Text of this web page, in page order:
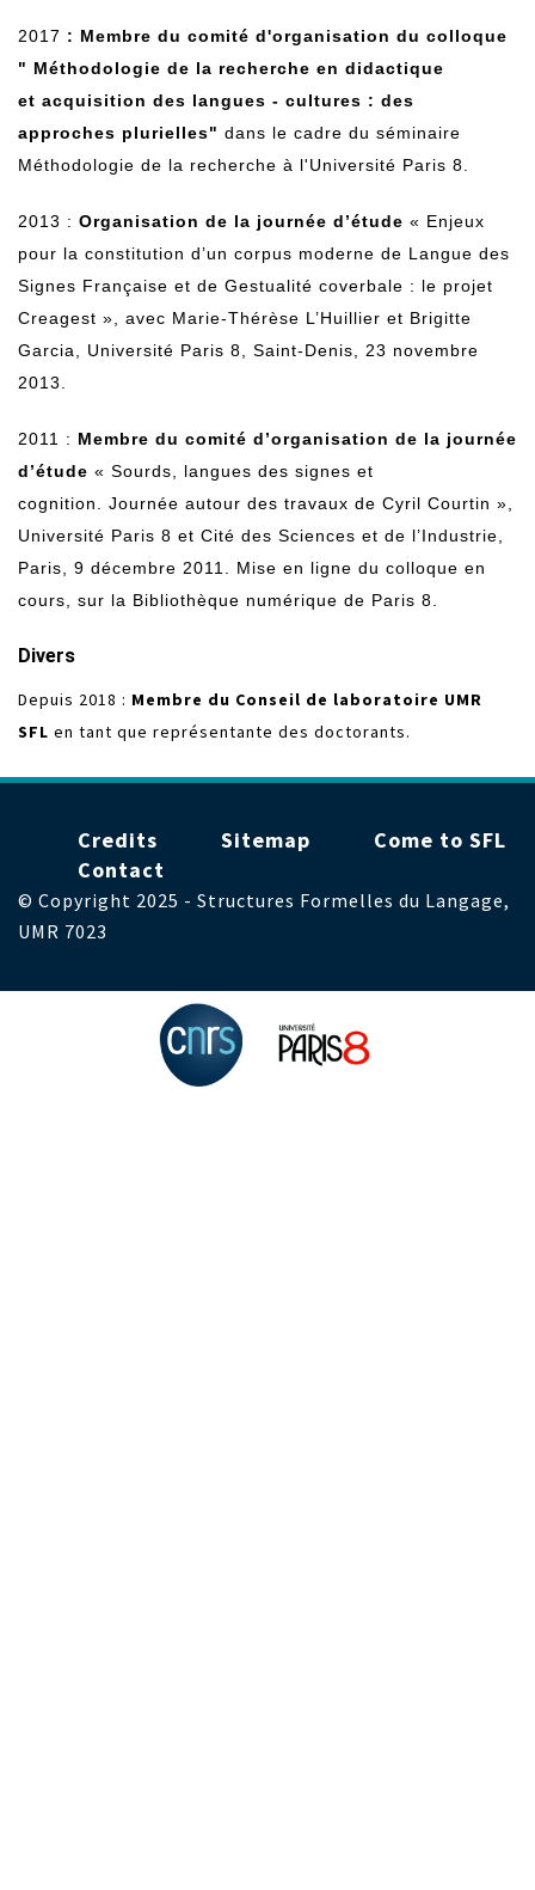
2017 : Membre du comité d'organisation du colloque
" Méthodologie de la recherche en didactique
et acquisition des langues - cultures : des
approches plurielles" dans le cadre du séminaire
Méthodologie de la recherche à l'Université Paris 8.
2013 : Organisation de la journée d’étude « Enjeux
pour la constitution d’un corpus moderne de Langue des
Signes Française et de Gestualité coverbale : le projet
Creagest », avec Marie-Thérèse L’Huillier et Brigitte
Garcia, Université Paris 8, Saint-Denis, 23 novembre
2013.
2011 : Membre du comité d’organisation de la journée
d’étude « Sourds, langues des signes et
cognition. Journée autour des travaux de Cyril Courtin »,
Université Paris 8 et Cité des Sciences et de l’Industrie,
Paris, 9 décembre 2011. Mise en ligne du colloque en
cours, sur la Bibliothèque numérique de Paris 8.
Divers
Depuis 2018 : Membre du Conseil de laboratoire UMR
SFL en tant que représentante des doctorants.
de
Credits Sitemap
Come to SFL
Contact
© Copyright 2025 - Structures Formelles du Langage,
UMR 7023